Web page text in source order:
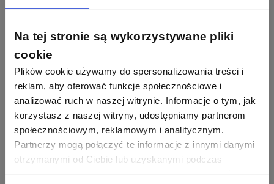
Na tej stronie są wykorzystywane pliki
cookie
Plików cookie używamy do spersonalizowania treści i
reklam, aby oferować funkcje społecznościowe i
analizować ruch w naszej witrynie. Informacje o tym, jak
korzystasz z naszej witryny, udostępniamy partnerom
społecznościowym, reklamowym i analitycznym.
Partnerzy mogą połączyć te informacje z innymi danymi
otrzymanymi od Ciebie lub uzyskanymi podczas
korzystania z ich usług. Dzięki Twojej zgodzie możemy
90 208
Phoenix Contact 67
Odpowiedzi Ocen
automatyka pollin 26
Odpowiedzi
113
Zobacz wszystkich
Pomocni użytkownicy